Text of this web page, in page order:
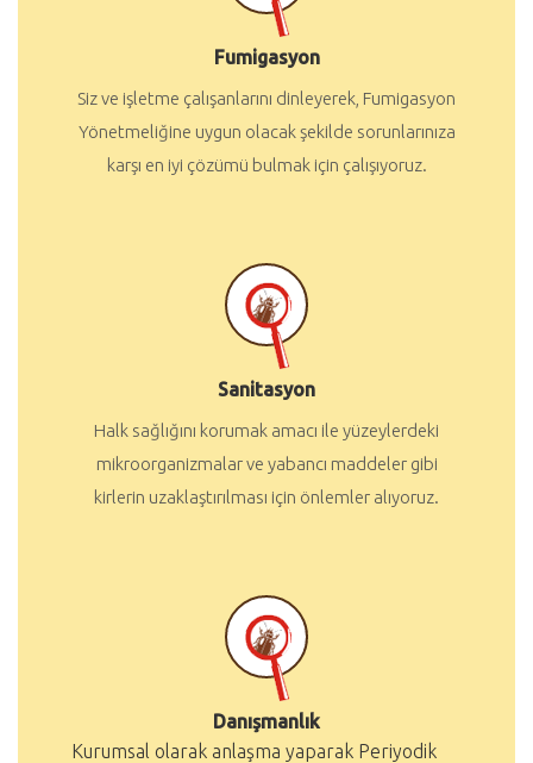
Fumigasyon
Siz ve işletme çalışanlarını dinleyerek, Fumigasyon
Yönetmeliğine uygun olacak şekilde sorunlarınıza
karşı en iyi çözümü bulmak için çalışıyoruz.
Sanitasyon
Halk sağlığını korumak amacı ile yüzeylerdeki
mikroorganizmalar ve yabancı maddeler gibi
kirlerin uzaklaştırılması için önlemler alıyoruz.
Danışmanlık
Kurumsal olarak anlaşma yaparak Periyodik